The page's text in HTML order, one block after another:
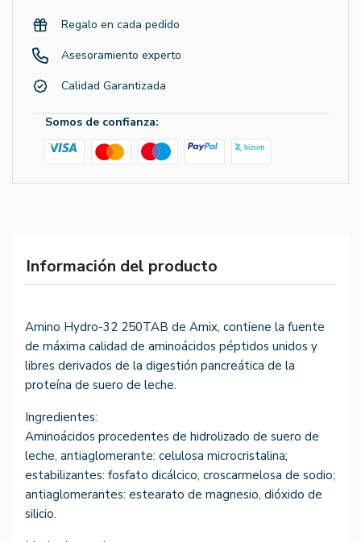
Regalo en cada pedido
Asesoramiento experto
Calidad Garantizada
Somos de confianza:
Información del producto
Amino Hydro-32 250TAB de Amix, contiene la fuente
de máxima calidad de aminoácidos péptidos unidos y
libres derivados de la digestión pancreática de la
proteína de suero de leche.
Ingredientes:
Aminoácidos procedentes de hidrolizado de suero de
leche, antiaglomerante: celulosa microcristalina;
estabilizantes: fosfato dicálcico, croscarmelosa de sodio;
antiaglomerantes: estearato de magnesio, dióxido de
silicio.